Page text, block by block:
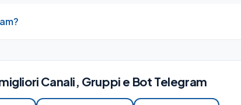
Canali, Gruppi e Bot Telegram